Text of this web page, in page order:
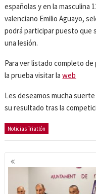
españolas y en la masculina
valenciano Emilio Aguayo,
podrá participar puesto que
una lesión.
Para ver listado completo
la prueba visitar laweb
Les deseamos mucha
su resultado tras la
Noticias Triatlón
Navegación
de
entradas